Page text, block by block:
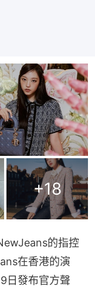
+18
的指控
在香港的演
日發布官方聲